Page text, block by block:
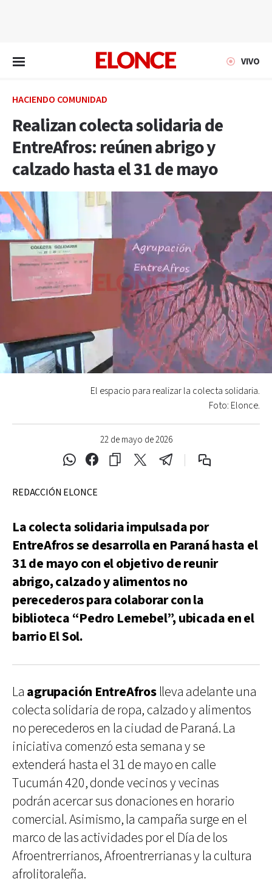
VIVO
HACIENDO COMUNIDAD
Realizan colecta solidaria de
EntreAfros: reúnen abrigo y
calzado hasta el 31 de mayo
22 de mayo de 2026
El espacio para realizar la colecta solidaria.
Foto: Elonce.
REDACCIÓN ELONCE
La colecta solidaria impulsada por
EntreAfros se desarrolla en Paraná hasta el
31 de mayo con el objetivo de reunir
abrigo, calzado y alimentos no
perecederos para colaborar con la
biblioteca “Pedro Lemebel”, ubicada en el
barrio El Sol.
La agrupación EntreAfroslleva adelante una
colecta solidaria de ropa, calzado y alimentos
no perecederos en la ciudad de Paraná. La
iniciativa comenzó esta semana y se
extenderá hasta el 31 de mayo en calle
Tucumán 420, donde vecinos y vecinas
podrán acercar sus donaciones en horario
comercial. Asimismo, la campaña surge en el
marco de las actividades por el Día de los
Afroentrerrianos, Afroentrerrianas y la cultura
afrolitoraleña.